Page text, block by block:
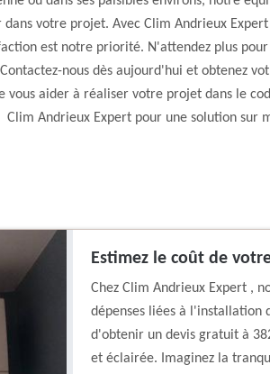
votre projet. Avec Clim Andrieux
est notre priorité. N'attendez plus
nous dès aujourd'hui et obtenez
vous aider à réaliser votre projet dans le
Clim Andrieux Expert pour une solution sur
Estimez le coût de
Chez Clim Andrieux Expert ,
dépenses liées à l'installation
d'obtenir un devis gratuit à
et éclairée. Imaginez la